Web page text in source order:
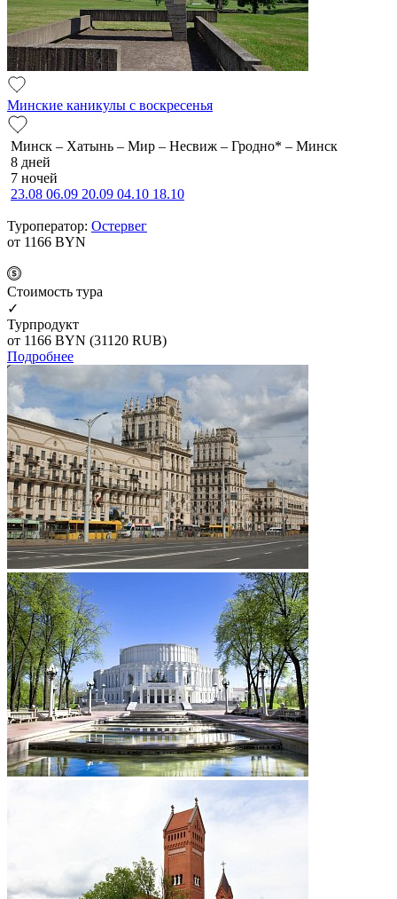
Минские каникулы с воскресенья
Минск – Хатынь – Мир – Несвиж – Гродно* – Минск
8 дней
7 ночей
23.08 06.09 20.09 04.10 18.10
Туроператор: Остервег
от 1166 BYN
Cтоимость тура
✓
Турпродукт
от 1166 BYN (31120 RUB)
Подробнее